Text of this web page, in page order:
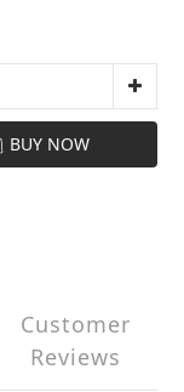
BUY NOW
Customer
Reviews